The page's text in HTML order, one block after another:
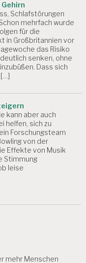
Schlafstörungen
mehrfach wurde
für die
in Großbritannien vor
das Risiko
senken, ohne
Dass sich
kann aber auch
helfen, sich zu
Forschungsteam
von der
Effekte von Musik
Stimmung
leise
mehr Menschen